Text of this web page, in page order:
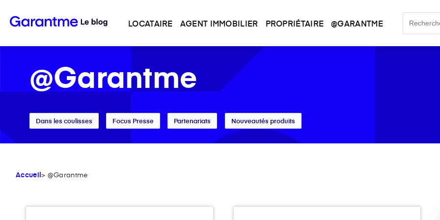
LOCATAIRE AGENT IMMOBILIER PROPRIÉTAIRE @GARANTME
@Garantme
Dans les coulisses Focus Presse Partenariats Nouveautés produits
Accueil> @Garantme